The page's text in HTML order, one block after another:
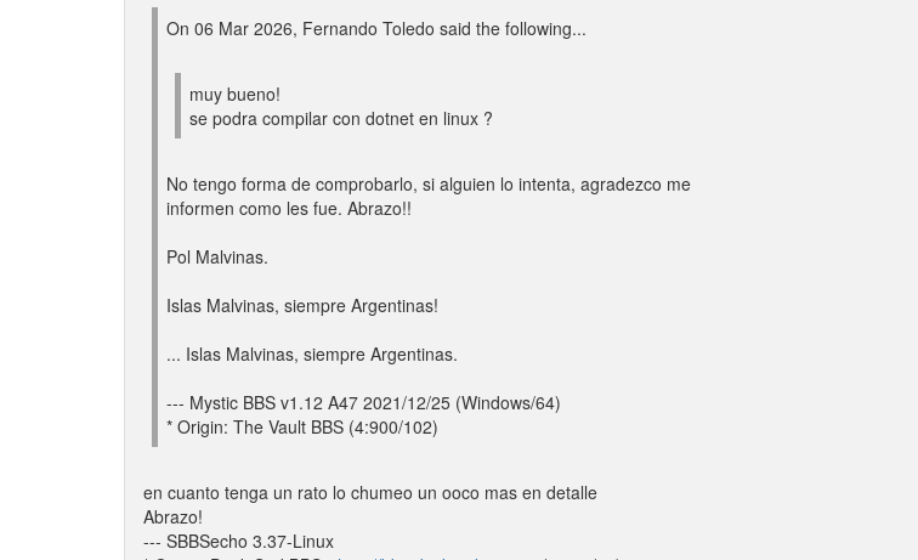
On 06 Mar 2026, Fernando Toledo said the following...
muy bueno!
se podra compilar con dotnet en linux ?
No tengo forma de comprobarlo, si alguien lo intenta, agradezco me
informen como les fue. Abrazo!!
Pol Malvinas.
Islas Malvinas, siempre Argentinas!
... Islas Malvinas, siempre Argentinas.
--- Mystic BBS v1.12 A47 2021/12/25 (Windows/64)
* Origin: The Vault BBS (4:900/102)
en cuanto tenga un rato lo chumeo un ooco mas en detalle
Abrazo!
--- SBBSecho 3.37-Linux